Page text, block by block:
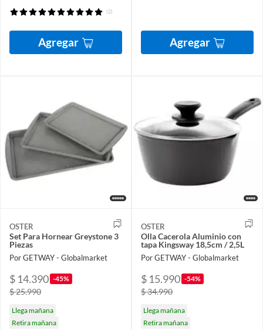
(2)
Agregar Agregar
OSTER
Set Para Hornear Greystone 3
Piezas
Por GETWAY - Globalmarket
$ 14.390 -45%
$ 25.990
Llega mañana
Retira mañana
OSTER
Olla Cacerola Aluminio con
tapa Kingsway 18,5cm / 2,5L
Por GETWAY - Globalmarket
$ 15.990 -54%
$ 34.990
Llega mañana
Retira mañana